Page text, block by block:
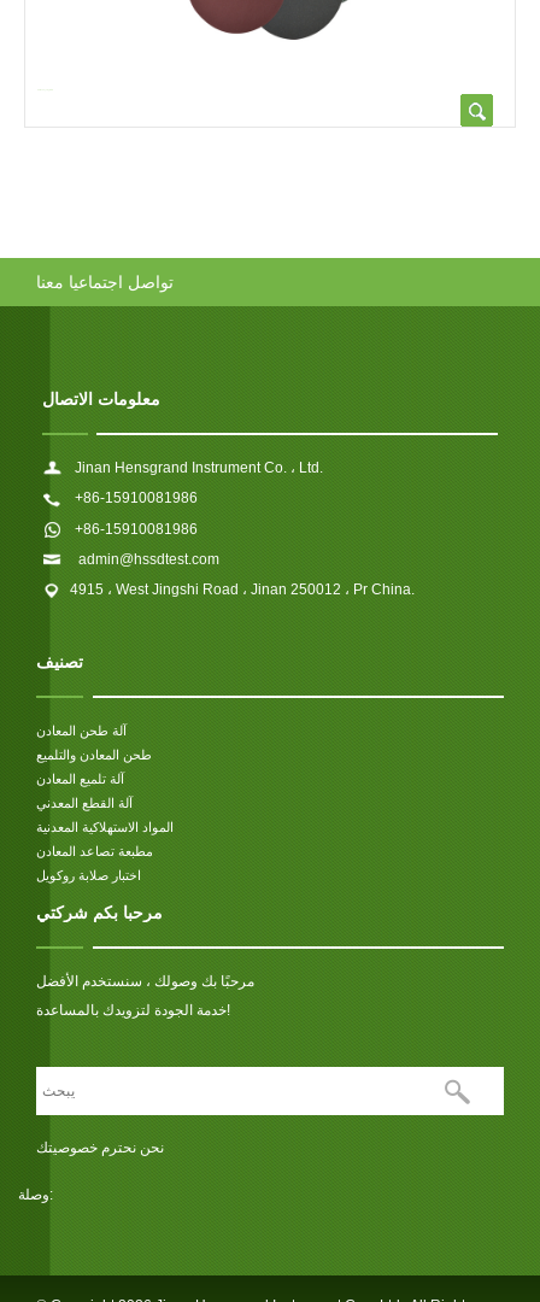
تواصل اجتماعيا معنا
معلومات الاتصال
Jinan Hensgrand Instrument Co. ، Ltd.
+86-15910081986
+86-15910081986
admin@hssdtest.com
4915 ، West Jingshi Road ، Jinan 250012 ، Pr China.
تصنيف
آلة طحن المعادن
طحن المعادن والتلميع
آلة تلميع المعادن
آلة القطع المعدني
المواد الاستهلاكية المعدنية
مطبعة تصاعد المعادن
اختبار صلابة روكويل
مرحبا بكم شركتي
مرحبًا بك وصولك ، سنستخدم الأفضل
خدمة الجودة لتزويدك بالمساعدة!
نحن نحترم خصوصيتك
وصلة: